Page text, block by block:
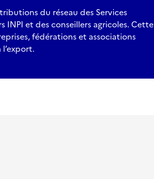
du réseau des Services
INPI et des conseillers agricoles. Cette
fédérations et associations